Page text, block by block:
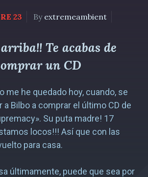
23 By extremeambient
Te acabas de
un CD
me he quedado hoy, cuando, se
a Bilbo a comprar el último CD de
Su puta madre! 17
locos!!! Así que con las
para casa.
últimamente, puede que sea por